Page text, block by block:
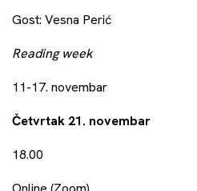
Gost: Vesna Perić
Reading week
11-17. novembar
Četvrtak 21. novembar
18.00